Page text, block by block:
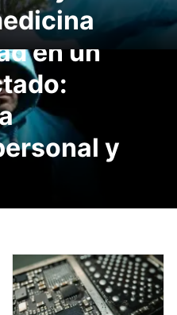
en un
y